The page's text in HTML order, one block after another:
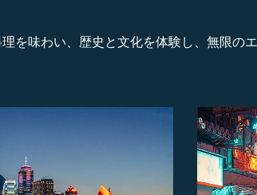
を味わい、歴史と文化を体験し、無限の